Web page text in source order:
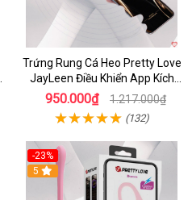
Trứng Rung Cá Heo Pretty Love
JayLeen Điều Khiển App Kích
Thích
950.000₫ 1.217.000₫
(132)
-23%
5